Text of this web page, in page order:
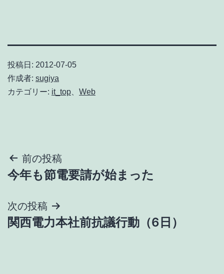
投稿日: 2012-07-05
作成者: sugiya
カテゴリー: it_top Web
投
稿
ナ
ビ
前の投稿
今年も節電要請が始まった
次の投稿
関西電力本社前抗議行動（6日）